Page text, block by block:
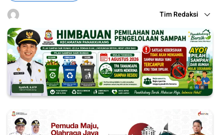
Tim Redaksi